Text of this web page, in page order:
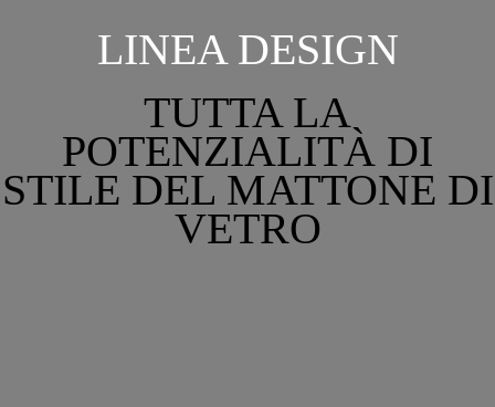
LINEA DESIGN
TUTTA LA
POTENZIALITÀ DI
STILE DEL MATTONE DI
VETRO